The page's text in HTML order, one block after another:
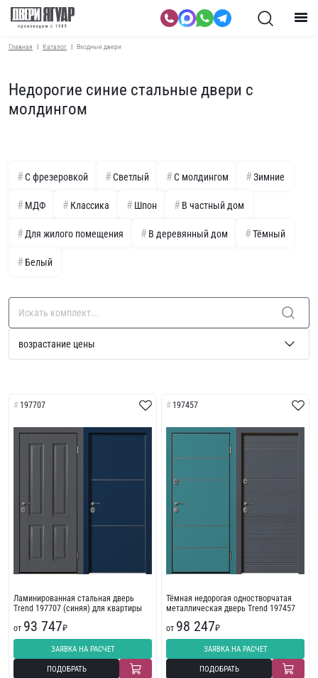
Главная Каталог Входные двери
Недорогие синие стальные двери с
молдингом
С фрезеровкой Светлый С молдингом Зимние
МДФ Классика Шпон В частный дом
Для жилого помещения В деревянный дом Тёмный
Белый
197707
Ламинированная стальная дверь
Trend 197707 (синяя) для квартиры
от 93 747₽
ЗАЯВКА НА РАСЧЕТ
ПОДОБРАТЬ
197457
Тёмная недорогая одностворчатая
металлическая дверь Trend 197457
от 98 247₽
ЗАЯВКА НА РАСЧЕТ
ПОДОБРАТЬ